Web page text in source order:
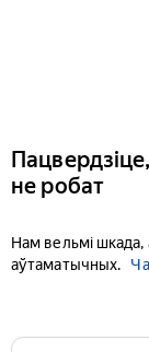
не робат
Нам вельмі
аўтаматычных.